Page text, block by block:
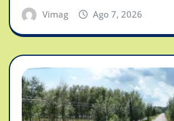
Vimag Ago 7, 2026